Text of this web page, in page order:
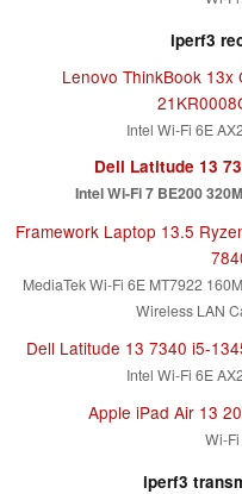
iperf3
Lenovo ThinkBook 13x
Intel Wi-Fi 6E
Dell Latitude 13
Intel Wi-Fi 7 BE200
Framework Laptop 13.5
MediaTek Wi-Fi 6E MT7922
Wireless LAN
Dell Latitude 13 7340 i5-
Intel Wi-Fi 6E
Apple iPad Air 13
Wi-
iperf3